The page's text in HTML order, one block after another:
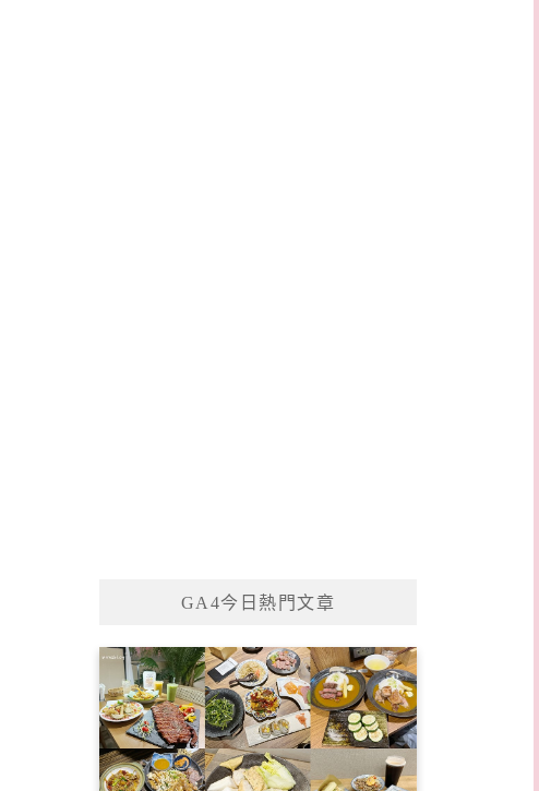
GA4今日熱門文章